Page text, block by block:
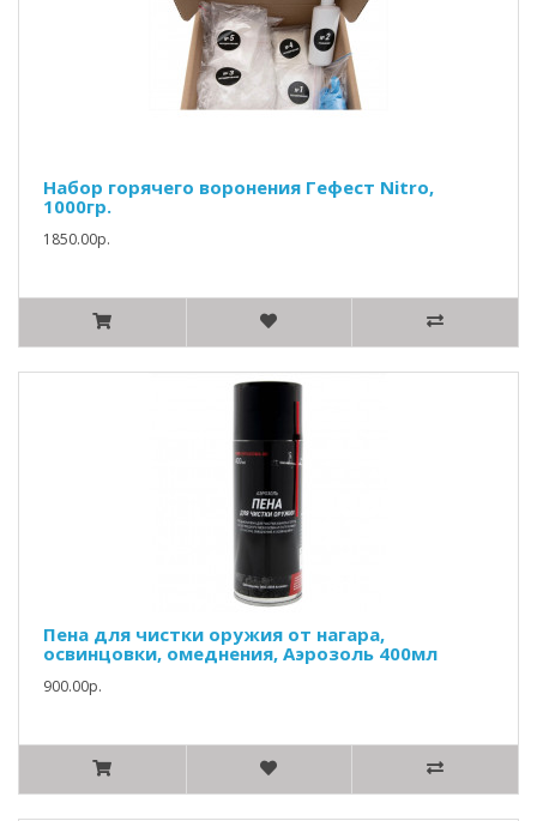
Набор горячего воронения Гефест Nitro,
1000гр.
1850.00р.
Пена для чистки оружия от нагара,
освинцовки, омеднения, Аэрозоль 400мл
900.00р.